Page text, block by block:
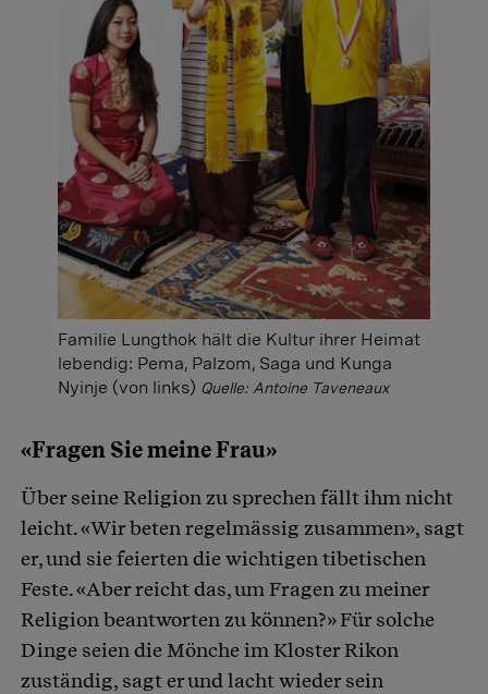
Familie Lungthok hält die Kultur ihrer Heimat
lebendig: Pema, Palzom, Saga und Kunga
Nyinje (von links) Quelle: Antoine Taveneaux
«Fragen Sie meine Frau»
Über seine Religion zu sprechen fällt ihm nicht
leicht. «Wir beten regelmässig zusammen», sagt
er, und sie feierten die wichtigen tibetischen
Feste. «Aber reicht das, um Fragen zu meiner
Religion beantworten zu können?» Für solche
Dinge seien die Mönche im Kloster Rikon
zuständig, sagt er und lacht wieder sein